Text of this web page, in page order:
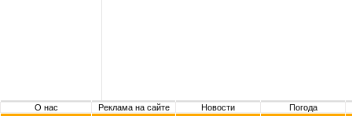
О нас Реклама на сайте Новости Погода